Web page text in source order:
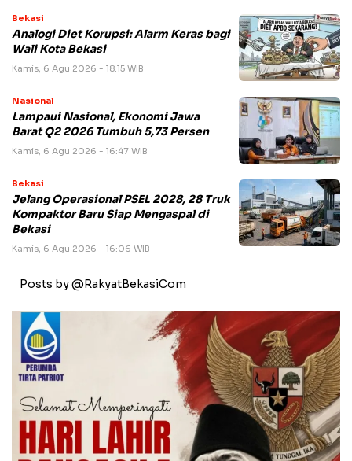
Bekasi
Analogi Diet Korupsi: Alarm Keras bagi
Wali Kota Bekasi
Kamis, 6 Agu 2026 - 18:15 WIB
Nasional
Lampaui Nasional, Ekonomi Jawa
Barat Q2 2026 Tumbuh 5,73 Persen
Kamis, 6 Agu 2026 - 16:47 WIB
Bekasi
Jelang Operasional PSEL 2028, 28 Truk
Kompaktor Baru Siap Mengaspal di
Bekasi
Kamis, 6 Agu 2026 - 16:06 WIB
Posts by @RakyatBekasiCom